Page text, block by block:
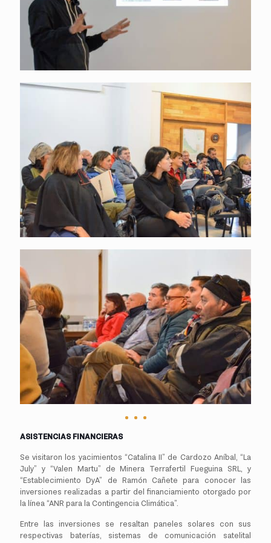
ASISTENCIAS FINANCIERAS
Se visitaron los yacimientos “Catalina II” de Cardozo Aníbal, “La
July” y “Valen Martu” de Minera Terrafertil Fueguina SRL, y
“Establecimiento DyA” de Ramón Cañete para conocer las
inversiones realizadas a partir del financiamiento otorgado por
la línea “ANR para la Contingencia Climática”.
Entre las inversiones se resaltan paneles solares con sus
respectivas baterías, sistemas de comunicación satelital